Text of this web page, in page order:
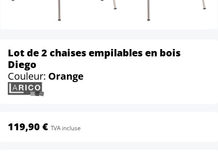
Lot de 2 chaises empilables en bois
Diego
Couleur: Orange
119,90 € TVA incluse